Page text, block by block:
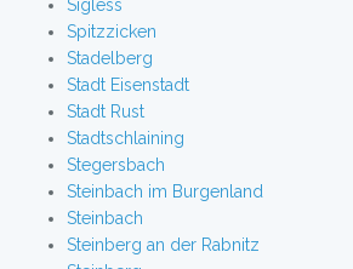
Sigless
Spitzzicken
Stadelberg
Stadt Eisenstadt
Stadt Rust
Stadtschlaining
Stegersbach
Steinbach im Burgenland
Steinbach
Steinberg an der Rabnitz